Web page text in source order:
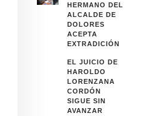
HERMANO DEL
ALCALDE DE
DOLORES
ACEPTA
EXTRADICIÓN
EL JUICIO DE
HAROLDO
LORENZANA
CORDÓN
SIGUE SIN
AVANZAR